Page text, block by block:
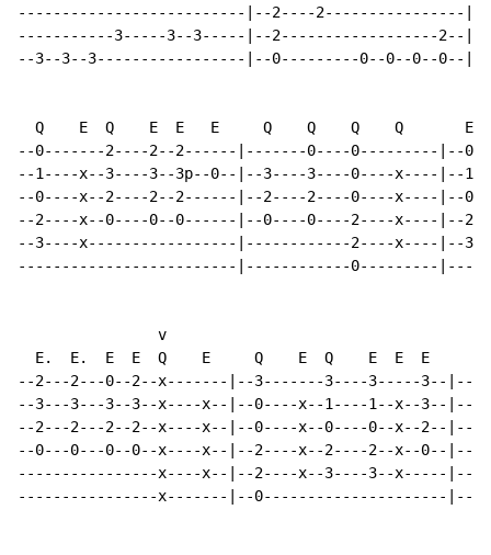
--------------------------|--2----2----------------|--
-----------3-----3--3-----|--2------------------2--|--
--3--3--3-----------------|--0---------0--0--0--0--|--
Q    E  Q    E  E   E     Q    Q    Q    Q       E.
--0-------2----2--2------|-------0----0---------|--
--1----x--3----3--3p--0--|--3----3----0----x----|--
--0----x--2----2--2------|--2----2----0----x----|--
--2----x--0----0--0------|--0----0----2----x----|--
--3----x-----------------|------------2----x----|--
-------------------------|------------0---------
                v
E.  E.  E  E  Q    E     Q    E  Q    E  E  E     E
--2---2---0--2--x-------|--3-------3----3-----3--
--3---3---3--3--x----x--|--0----x--1----1--x--3--
--2---2---2--2--x----x--|--0----x--0----0--x--2--
--0---0---0--0--x----x--|--2----x--2----2--x--0--
----------------x----x--|--2----x--3----3--x-----
----------------x-------|--0---------------------